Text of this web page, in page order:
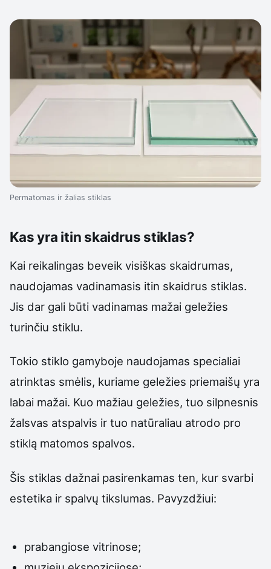
Permatomas ir žalias stiklas
Kas yra itin skaidrus stiklas?
Kai reikalingas beveik visiškas skaidrumas,
naudojamas vadinamasis itin skaidrus stiklas.
Jis dar gali būti vadinamas mažai geležies
turinčiu stiklu.
Tokio stiklo gamyboje naudojamas specialiai
atrinktas smėlis, kuriame geležies priemaišų yra
labai mažai. Kuo mažiau geležies, tuo silpnesnis
žalsvas atspalvis ir tuo natūraliau atrodo pro
stiklą matomos spalvos.
Šis stiklas dažnai pasirenkamas ten, kur svarbi
estetika ir spalvų tikslumas. Pavyzdžiui:
prabangiose vitrinose;